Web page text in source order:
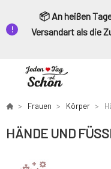
📦 An heißen
Versandart als die
Frauen Körper
HÄNDE UND FÜSSE